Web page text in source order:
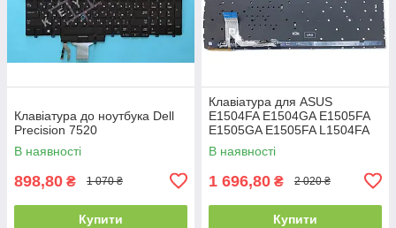
Клавіатура до ноутбука Dell
Precision 7520
В наявності
898,80 ₴ 1 070 ₴
Купити
Клавіатура для ASUS
E1504FA E1504GA E1505FA
E1505GA E1505FA L1504FA
L1504GA K3604 K3605 15X
K3504 M3504 S3504 (RU
В наявності
1 696,80 ₴ 2 020 ₴
Купити